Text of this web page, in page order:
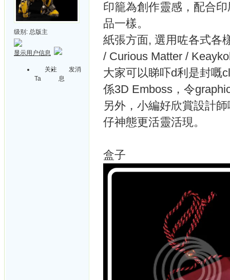
级别: 总版主
显示用户信息
关注
Ta
发消
息
印籠為創作靈感，配合
品一樣。
紙張方面, 選用咗各式各
/ Curious Matter /
大家可以睇吓d利是封嘅
係3D Emboss，令
另外，小編好欣賞設計
仔神態更活靈活現。
盒子